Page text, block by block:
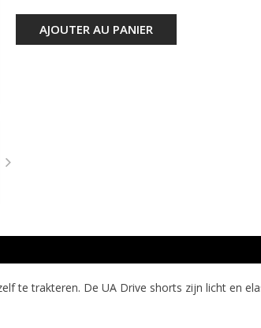
AJOUTER AU PANIER
te trakteren. De UA Drive shorts zijn licht en